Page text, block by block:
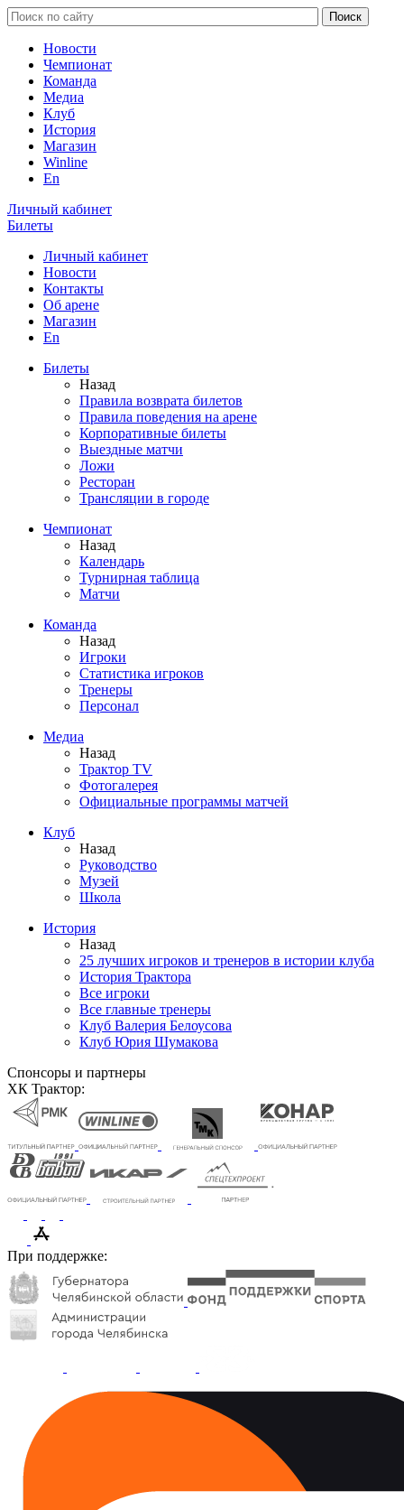
Новости
Чемпионат
Команда
Медиа
Клуб
История
Магазин
Winline
En
Личный кабинет
Билеты
Личный кабинет
Новости
Контакты
Об арене
Магазин
En
Билеты
Назад
Правила возврата билетов
Правила поведения на арене
Корпоративные билеты
Выездные матчи
Ложи
Ресторан
Трансляции в городе
Чемпионат
Назад
Календарь
Турнирная таблица
Матчи
Команда
Назад
Игроки
Статистика игроков
Тренеры
Персонал
Медиа
Назад
Трактор TV
Фотогалерея
Официальные программы матчей
Клуб
Назад
Руководство
Музей
Школа
История
Назад
25 лучших игроков и тренеров в истории клуба
История Трактора
Все игроки
Все главные тренеры
Клуб Валерия Белоусова
Клуб Юрия Шумакова
Спонсоры и партнеры
ХК Трактор:
При поддержке: